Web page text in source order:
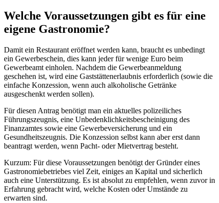
Welche Voraussetzungen gibt es für eine
eigene Gastronomie?
Damit ein Restaurant eröffnet werden kann, braucht es unbedingt
ein Gewerbeschein, dies kann jeder für wenige Euro beim
Gewerbeamt einholen. Nachdem die Gewerbeanmeldung
geschehen ist, wird eine Gaststättenerlaubnis erforderlich (sowie die
einfache Konzession, wenn auch alkoholische Getränke
ausgeschenkt werden sollen).
Für diesen Antrag benötigt man ein aktuelles polizeiliches
Führungszeugnis, eine Unbedenklichkeitsbescheinigung des
Finanzamtes sowie eine Gewerbeversicherung und ein
Gesundheitszeugnis. Die Konzession selbst kann aber erst dann
beantragt werden, wenn Pacht- oder Mietvertrag besteht.
Kurzum: Für diese Voraussetzungen benötigt der Gründer eines
Gastronomiebetriebes viel Zeit, einiges an Kapital und sicherlich
auch eine Unterstützung. Es ist absolut zu empfehlen, wenn zuvor in
Erfahrung gebracht wird, welche Kosten oder Umstände zu
erwarten sind.